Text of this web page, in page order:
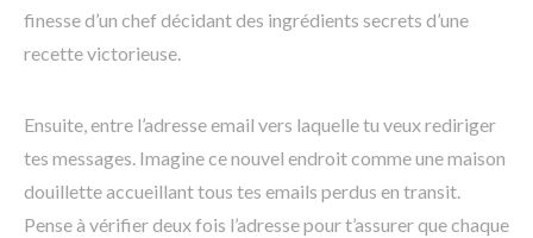
finesse d’un chef décidant des ingrédients secrets d’une
recette victorieuse.
Ensuite, entre l’adresse email vers laquelle tu veux rediriger
tes messages. Imagine ce nouvel endroit comme une maison
douillette accueillant tous tes emails perdus en transit.
Pense à vérifier deux fois l’adresse pour t’assurer que chaque